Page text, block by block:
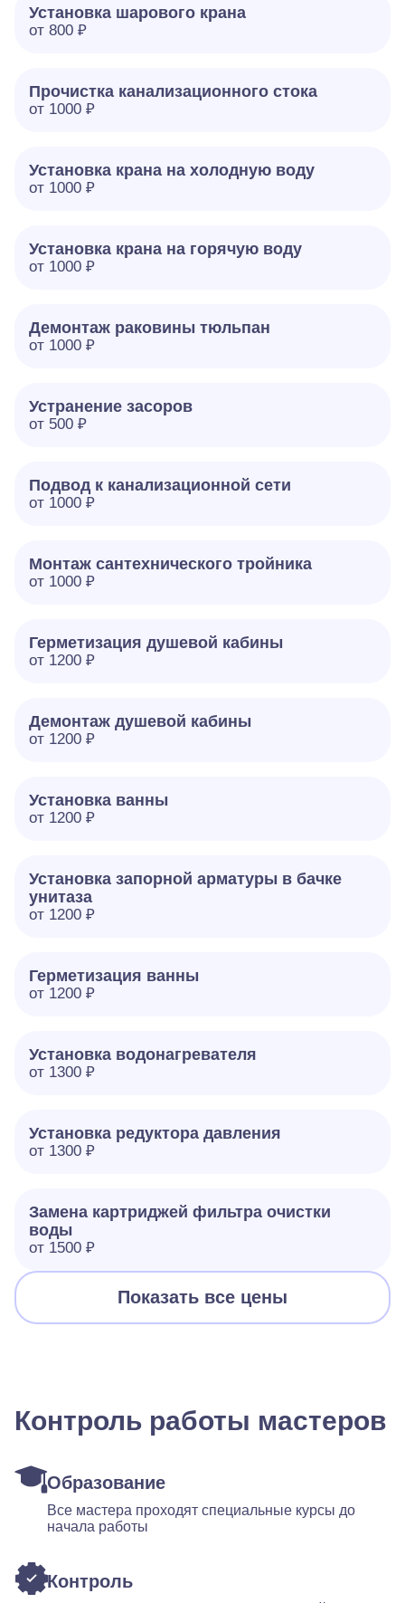
Установка шарового крана
от 800 ₽
Прочистка канализационного стока
от 1000 ₽
Установка крана на холодную воду
от 1000 ₽
Установка крана на горячую воду
от 1000 ₽
Демонтаж раковины тюльпан
от 1000 ₽
Устранение засоров
от 500 ₽
Подвод к канализационной сети
от 1000 ₽
Монтаж сантехнического тройника
от 1000 ₽
Герметизация душевой кабины
от 1200 ₽
Демонтаж душевой кабины
от 1200 ₽
Установка ванны
от 1200 ₽
Установка запорной арматуры в бачке
унитаза
от 1200 ₽
Герметизация ванны
от 1200 ₽
Установка водонагревателя
от 1300 ₽
Установка редуктора давления
от 1300 ₽
Замена картриджей фильтра очистки
воды
от 1500 ₽
Показать все цены
Контроль работы мастеров
Образование
Все мастера проходят специальные курсы до
начала работы
Контроль